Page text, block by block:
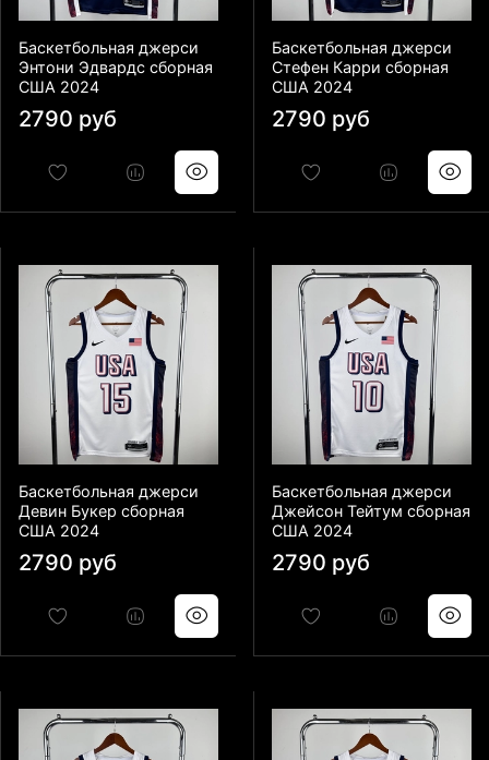
Баскетбольная джерси
Энтони Эдвардс сборная
США 2024
2790 руб
Баскетбольная джерси
Стефен Карри сборная
США 2024
2790 руб
Баскетбольная джерси
Девин Букер сборная
США 2024
2790 руб
Баскетбольная джерси
Джейсон Тейтум сборная
США 2024
2790 руб